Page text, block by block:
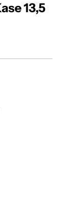
13,5